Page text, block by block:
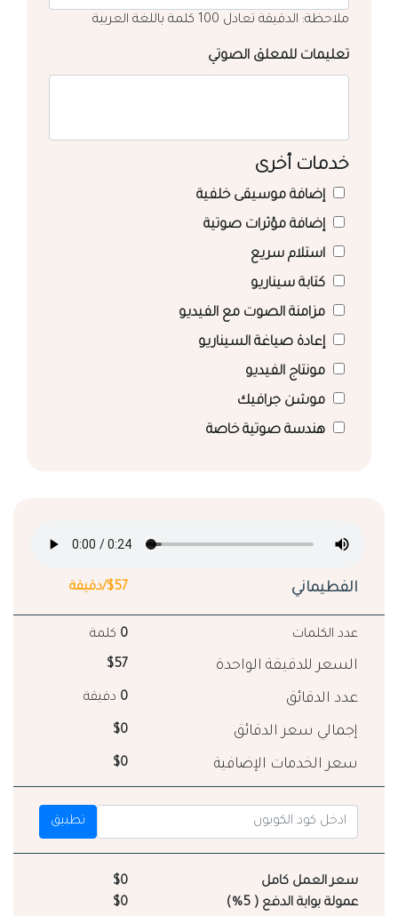
ملاحظة: الدقيقة تعادل 100 كلمة باللغة العربية
تعليمات للمعلق الصوتي
خدمات أخرى
إضافة موسيقى خلفية
إضافة مؤثرات صوتية
استلام سريع
كتابة سيناريو
مزامنة الصوت مع الفيديو
إعادة صياغة السيناريو
مونتاج الفيديو
موشن جرافيك
هندسة صوتية خاصة
الفطيماني $57/دقيقة
عدد الكلمات 0 كلمة
السعر للدقيقة الواحدة $57
عدد الدقائق 0 دقيقة
إجمالي سعر الدقائق $0
سعر الخدمات الإضافية $0
تطبيق
سعر العمل كامل
$0
عمولة بوابة الدفع ( 5%)
$0